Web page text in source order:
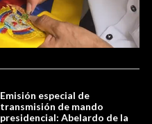
Emisión especial de
transmisión de mando
presidencial: Abelardo de la